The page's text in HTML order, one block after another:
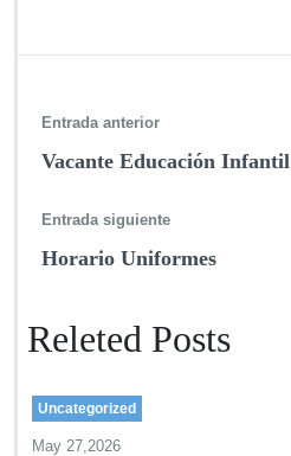
Entrada anterior
Vacante Educación Infantil
Entrada siguiente
Horario Uniformes
Releted Posts
Uncategorized
May 27,2026